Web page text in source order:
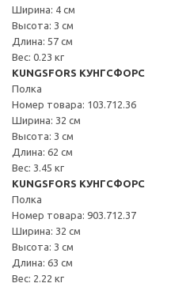
Ширина: 4 см
Высота: 3 см
Длина: 57 см
Вес: 0.23 кг
KUNGSFORS КУНГСФОРС
Полка
Номер товара: 103.712.36
Ширина: 32 см
Высота: 3 см
Длина: 62 см
Вес: 3.45 кг
KUNGSFORS КУНГСФОРС
Полка
Номер товара: 903.712.37
Ширина: 32 см
Высота: 3 см
Длина: 63 см
Вес: 2.22 кг